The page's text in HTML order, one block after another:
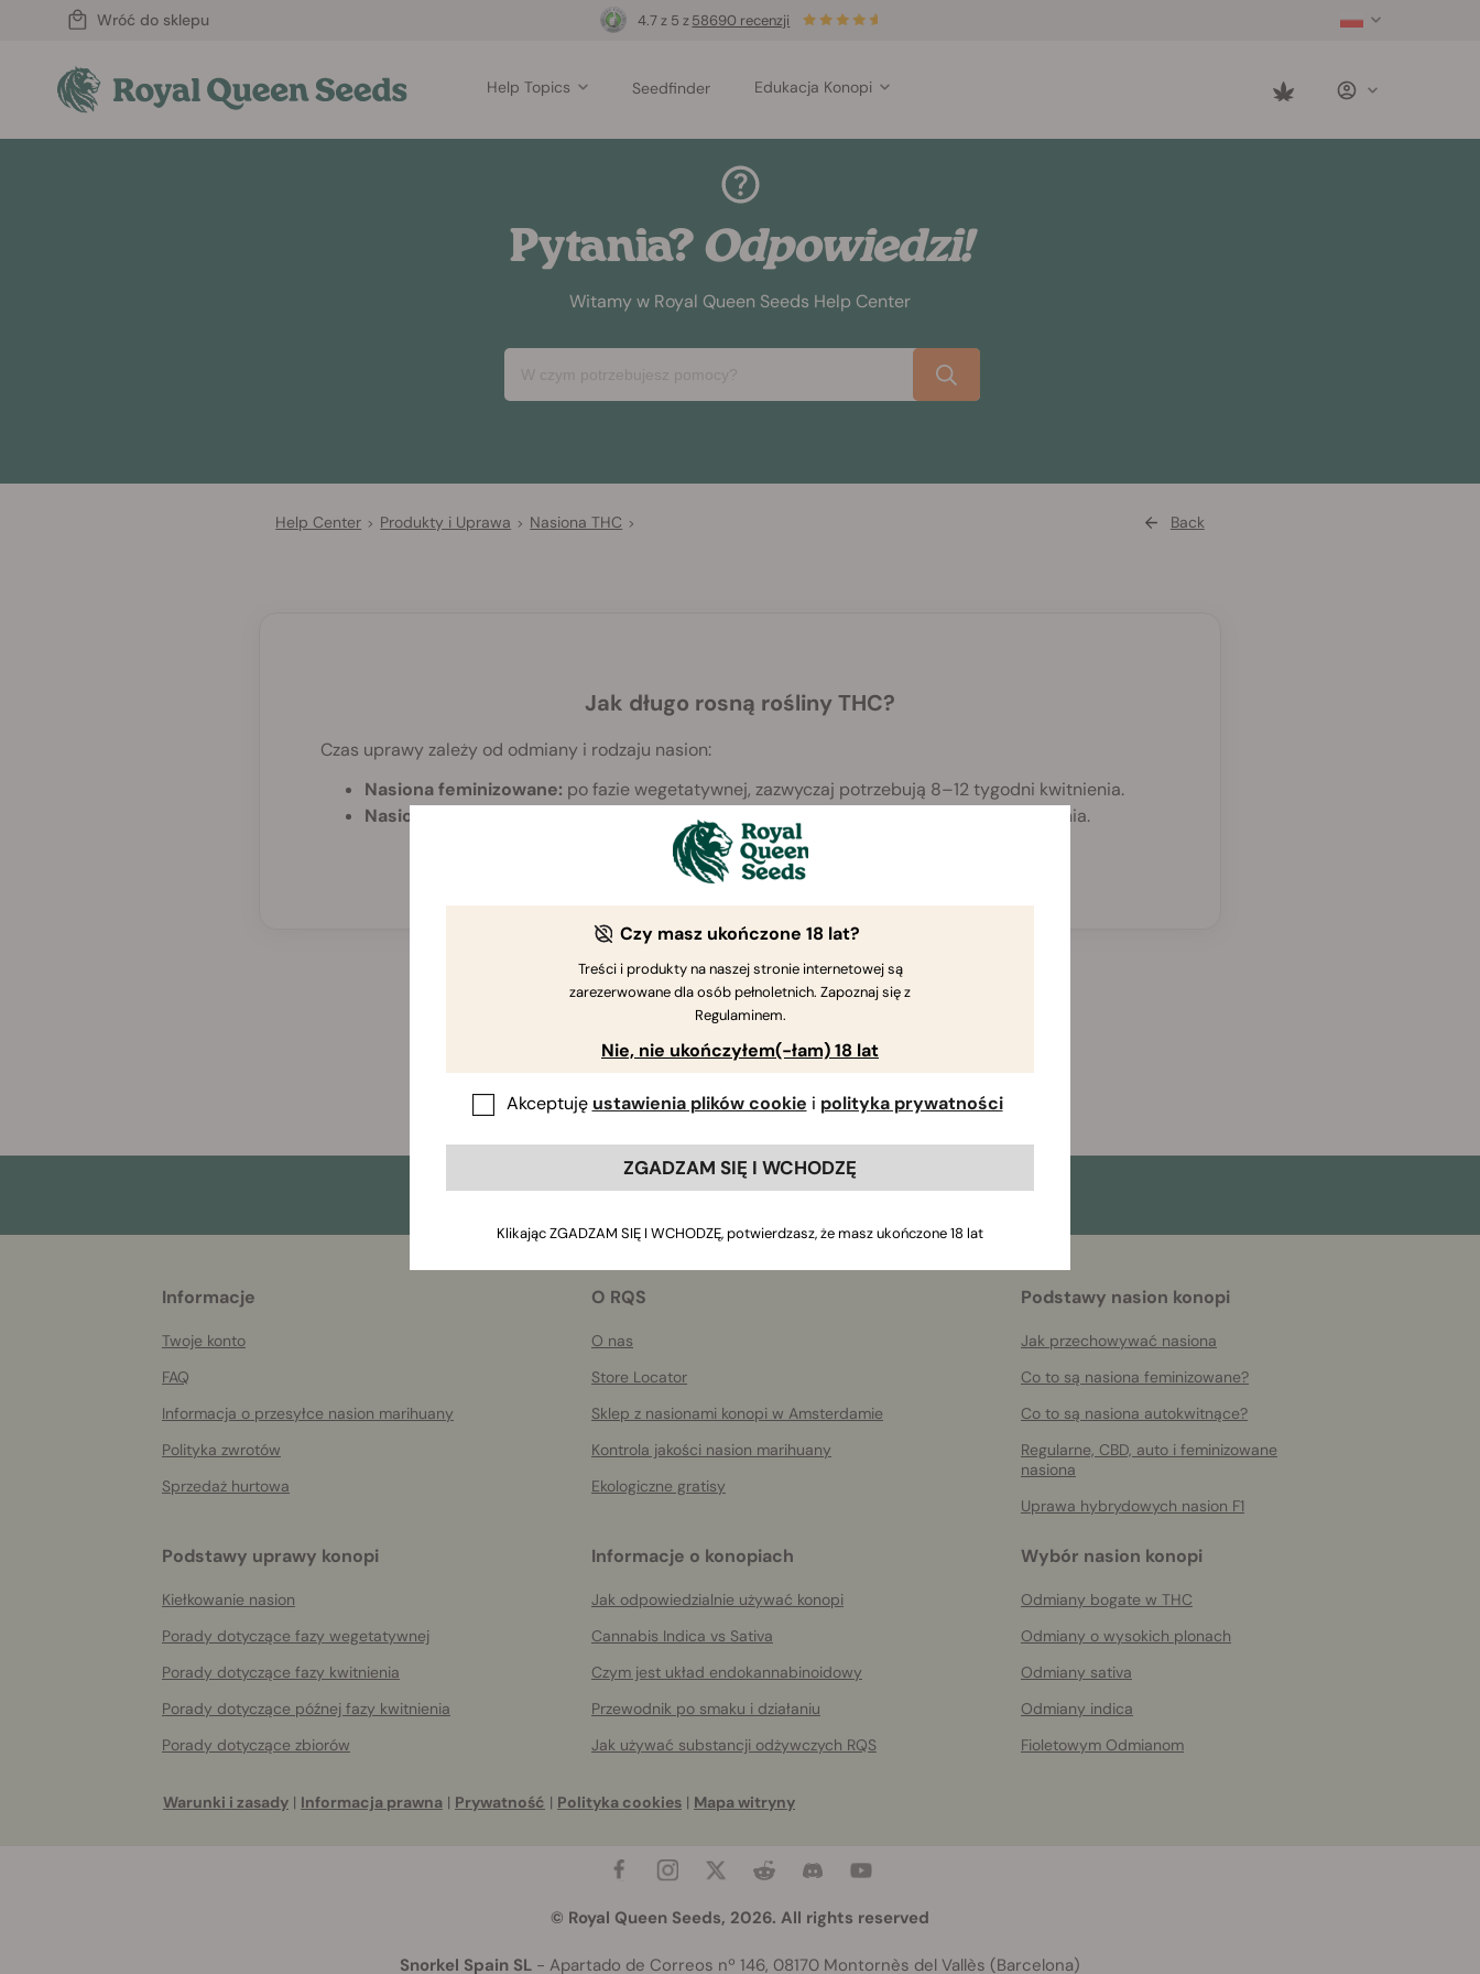
Wróć do sklepu 4.7 z 5 z58690 recenzji
Help Topics Seedfinder Edukacja Konopi
Pytania? Odpowiedzi!
Witamy w Royal Queen Seeds Help Center
Help Center > Produkty i Uprawa > Nasiona THC > Back
Jak długo rosną rośliny THC?
Czas uprawy zależy od odmiany i rodzaju nasion:
Nasiona feminizowane: po fazie wegetatywnej, zazwyczaj potrzebują 8–12 tygodni kwitnienia.
Nasiona automatycznie kwitnące:
gotowe do zbiorów w 8–10 tygodni od wykiełkowania.
Jeśli masz dalsze pytania, skontaktuj się z nami
Informacje
Twoje konto
FAQ
Informacja o przesyłce nasion marihuany
Polityka zwrotów
Sprzedaż hurtowa
O RQS
O nas
Store Locator
Sklep z nasionami konopi w Amsterdamie
Kontrola jakości nasion marihuany
Ekologiczne gratisy
Podstawy nasion konopi
Jak przechowywać nasiona
Co to są nasiona feminizowane?
Co to są nasiona autokwitnące?
Regularne, CBD, auto i feminizowane
nasiona
Uprawa hybrydowych nasion F1
Podstawy uprawy konopi
Kiełkowanie nasion
Porady dotyczące fazy wegetatywnej
Porady dotyczące fazy kwitnienia
Porady dotyczące późnej fazy kwitnienia
Porady dotyczące zbiorów
Informacje o konopiach
Jak odpowiedzialnie używać konopi
Cannabis Indica vs Sativa
Czym jest układ endokannabinoidowy
Przewodnik po smaku i działaniu
Jak używać substancji odżywczych RQS
Wybór nasion konopi
Odmiany bogate w THC
Odmiany o wysokich plonach
Odmiany sativa
Odmiany indica
Fioletowym Odmianom
Warunki i zasady | Informacja prawna | Prywatność | Polityka cookies | Mapa witryny
© Royal Queen Seeds, 2026. All rights reserved
Snorkel Spain SL - Apartado de Correos nº 146, 08170 Montornès del Vallès (Barcelona)
Czy masz ukończone 18 lat?
Treści i produkty na naszej stronie internetowej są
zarezerwowane dla osób pełnoletnich. Zapoznaj się z
Regulaminem.
Nie, nie ukończyłem(-łam) 18 lat
Akceptuję ustawienia plików cookie i polityka prywatności
ZGADZAM SIĘ I WCHODZĘ
Klikając ZGADZAM SIĘ I WCHODZĘ, potwierdzasz, że masz ukończone 18 lat